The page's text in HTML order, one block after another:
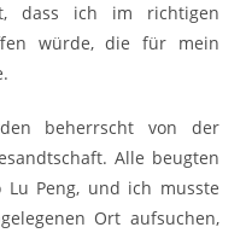
dass ich im richtigen
würde, die für mein
beherrscht von der
Alle beugten
Peng, und ich musste
Ort aufsuchen,